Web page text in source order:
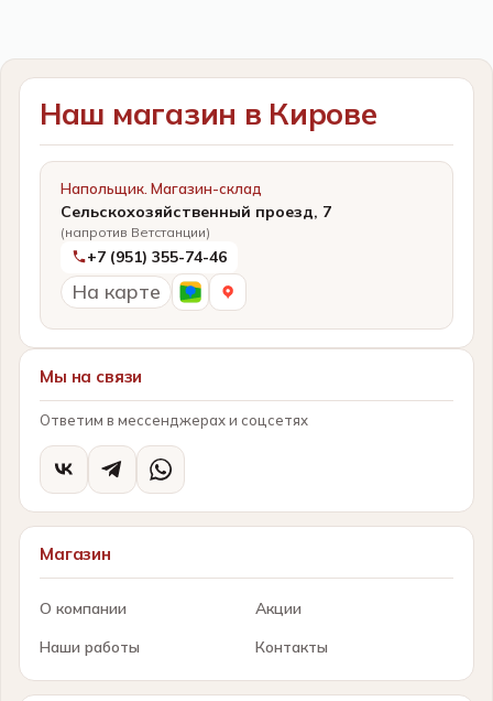
Наш магазин в Кирове
Напольщик. Магазин-склад
Сельскохозяйственный проезд, 7
(напротив Ветстанции)
+7 (951) 355-74-46
На карте
Мы на связи
Ответим в мессенджерах и соцсетях
Магазин
О компании
Акции
Наши работы
Контакты